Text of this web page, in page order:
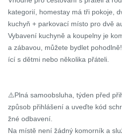
kategorií, homestay má tři pokoje,
kuchyň + parkovací místo pro dvě
Vybavení kuchyně a koupelny je
a zábavou, můžete bydlet
ící s dětmi nebo několika přáteli.
⚠️Plná samoobsluha, týden před
způsob přihlášení a uveďte kód
žné odbavení.
Na místě není žádný komorník a